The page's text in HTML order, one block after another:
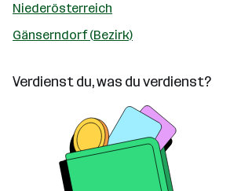
Niederösterreich
Gänserndorf (Bezirk)
Verdienst du, was du verdienst?